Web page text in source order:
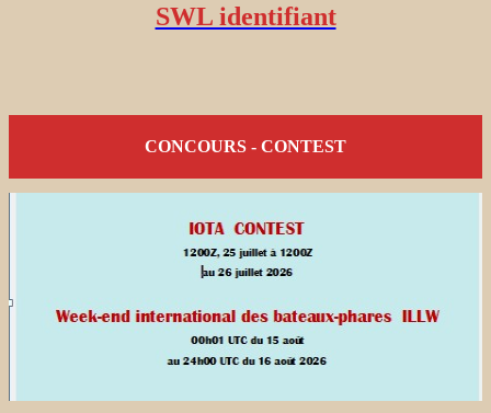
SWL identifiant
CONCOURS - CONTEST